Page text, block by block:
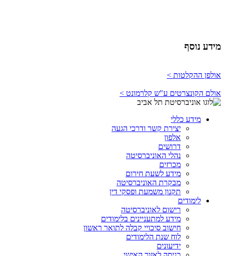
מידע נוסף
אולפן ההקלטות >
אולם הקונצרטים ע"ש קלרמונט >
מידע כללי
יצירת קשר ודרכי הגעה
אלפון
דרושים
נהלי האוניברסיטה
מכרזים
מידע לשעת חירום
מבקרת האוניברסיטה
תקנון משמעת ופסקי דין
לימודים
רישום לאוניברסיטה
מידע למתעניינים בלימודים
חישוב סיכויי קבלה לתואר ראשון
לוח שנת הלימודים
ידיעונים